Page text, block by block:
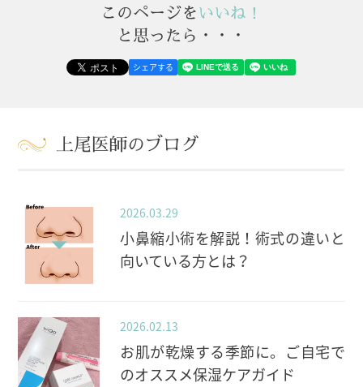
このページをいいね！
と思ったら・・・
シェアする
上尾医師のブログ
2026.03.29
小鼻縮小術を解説！術式の違いと
向いている方とは？
2026.02.13
お肌が乾燥する季節に。ご自宅で
のオススメ保湿ケアガイド